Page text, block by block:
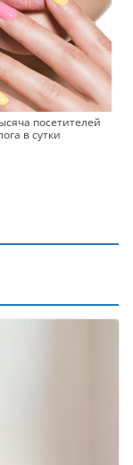
посетителей
в сутки